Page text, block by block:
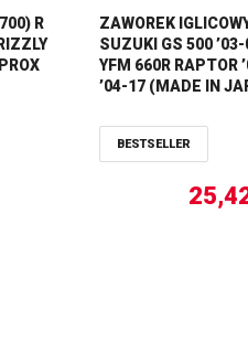
R
ZAWOREK
SUZUKI GS 500
YFM 660R RAPTOR
’04-17 (MADE IN
BESTSELLER